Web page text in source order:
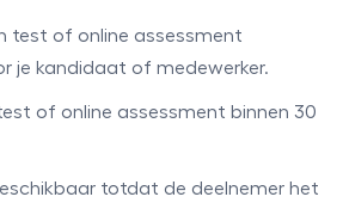
test of online assessment
je kandidaat of medewerker.
of online assessment binnen 30
totdat de deelnemer het